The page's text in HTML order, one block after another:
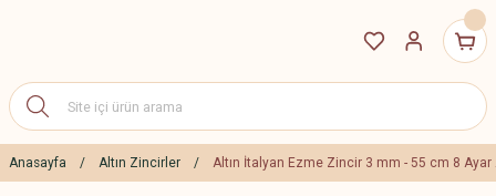
Anasayfa Altın Zincirler Altın İtalyan Ezme Zincir 3 mm - 55 cm 8 Ayar